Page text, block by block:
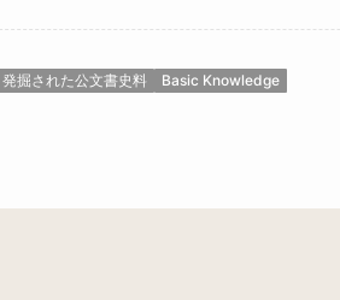
発掘された公文書史料 Basic Knowledge